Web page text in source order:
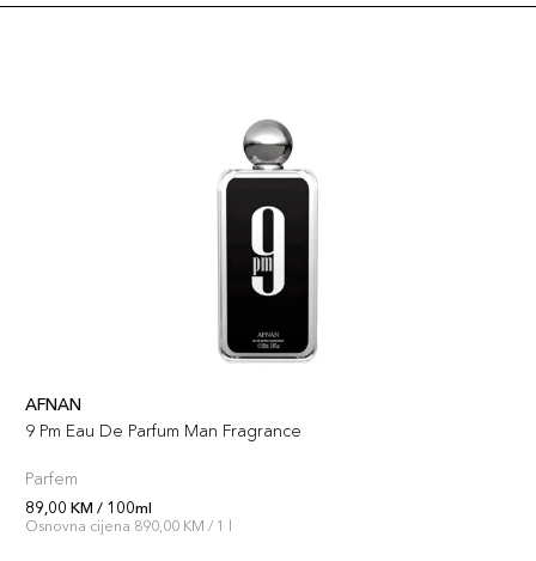
AFNAN
9 Pm Eau De Parfum Man Fragrance
Parfem
89,00 KM / 100ml
Osnovna cijena 890,00 KM / 1 l